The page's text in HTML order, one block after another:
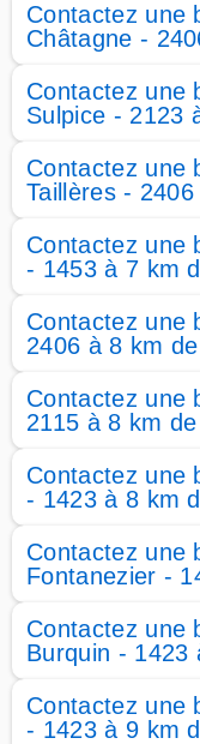
Contactez une
Châtagne -
Contactez une
Sulpice - 2123
Contactez une
Taillères -
Contactez une
- 1453 à 7 km
Contactez une
2406 à 8 km
Contactez une
2115 à 8 km
Contactez une
- 1423 à 8 km
Contactez une
Fontanezier -
Contactez une
Burquin - 1423
Contactez une
- 1423 à 9 km